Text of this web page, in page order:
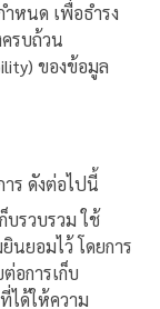
หนด เพื่อธำรง
รบถ้วน
ของข้อมูล
ร ดังต่อไปนี้
บรวบรวม ใช้
นยอมไว้ โดยการ
อการเก็บ
ได้ให้ความ